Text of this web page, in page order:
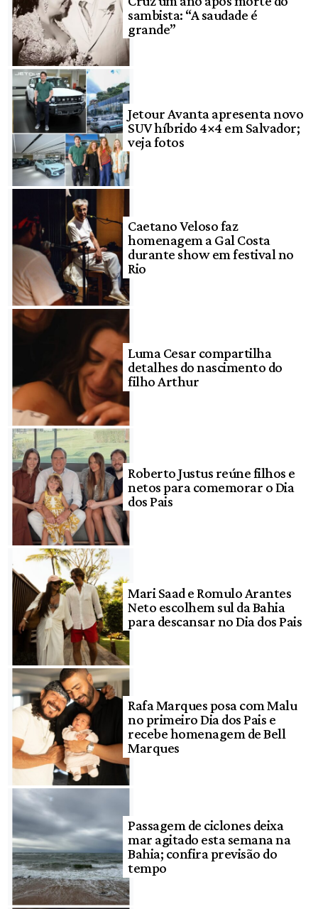
sambista: “A saudade é
grande”
Jetour Avanta apresenta novo
SUV híbrido 4×4 em Salvador;
veja fotos
Caetano Veloso faz
homenagem a Gal Costa
durante show em festival no
Rio
Luma Cesar compartilha
detalhes do nascimento do
filho Arthur
Roberto Justus reúne filhos e
netos para comemorar o Dia
dos Pais
Mari Saad e Romulo Arantes
Neto escolhem sul da Bahia
para descansar no Dia dos Pais
Rafa Marques posa com Malu
no primeiro Dia dos Pais e
recebe homenagem de Bell
Marques
Passagem de ciclones deixa
mar agitado esta semana na
Bahia; confira previsão do
tempo